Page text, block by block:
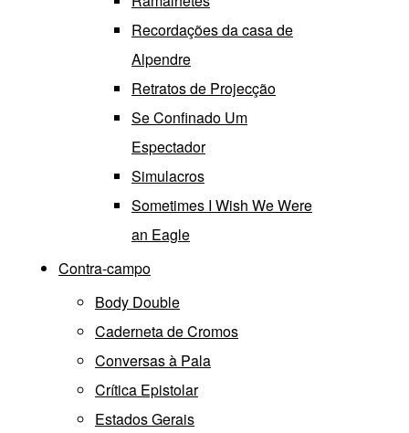
Recordações da casa de
Alpendre
Retratos de Projecção
Se Confinado Um
Espectador
Simulacros
Sometimes I Wish We Were
an Eagle
Contra-campo
Body Double
Caderneta de Cromos
Conversas à Pala
Crítica Epistolar
Estados Gerais